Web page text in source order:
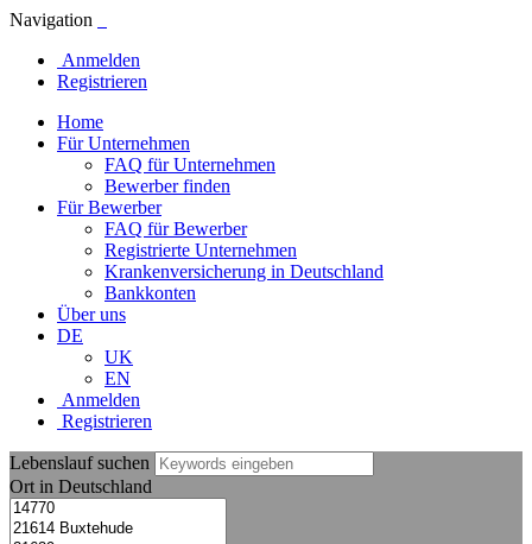
Navigation
Anmelden
Registrieren
Home
Für Unternehmen
FAQ für Unternehmen
Bewerber finden
Für Bewerber
FAQ für Bewerber
Registrierte Unternehmen
Krankenversicherung in Deutschland
Bankkonten
Über uns
DE
UK
EN
Anmelden
Registrieren
Lebenslauf suchen
Ort in Deutschland